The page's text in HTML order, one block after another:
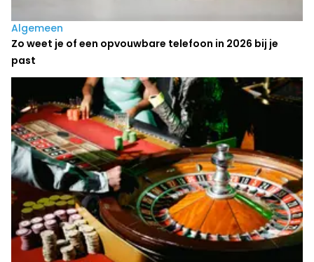
Algemeen
Zo weet je of een opvouwbare telefoon in 2026 bij je
past